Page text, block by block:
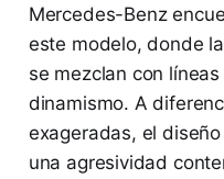
Mercedes-Benz
este modelo, donde
se mezclan con
dinamismo. A
exageradas, el
una agresividad